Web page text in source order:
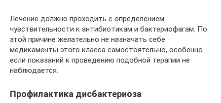
Лечение должно проходить с определением
чувствительности к антибиотикам и бактериофагам. По
этой причине желательно не назначать себе
медикаменты этого класса самостоятельно, особенно
если показаний к проведению подобной терапии не
наблюдается.
Профилактика дисбактериоза